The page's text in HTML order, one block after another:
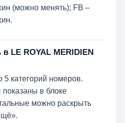
(можно менять); FB –
LE ROYAL MERIDIEN
5 категорий номеров.
в блоке
можно раскрыть